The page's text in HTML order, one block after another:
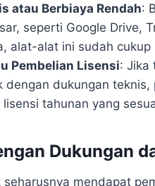
atau Berbiaya Rendah:
seperti Google Drive,
alat-alat ini sudah cukup
Pembelian Lisensi: Jika
dengan dukungan
tahunan yang
Dukungan
seharusnya mendapat